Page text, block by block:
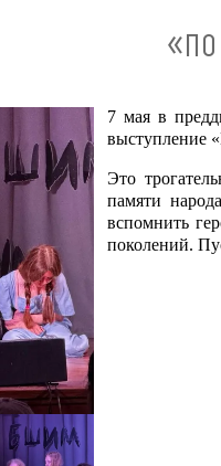
7 мая в
выступление
Это
памяти
вспомнить
поколений.